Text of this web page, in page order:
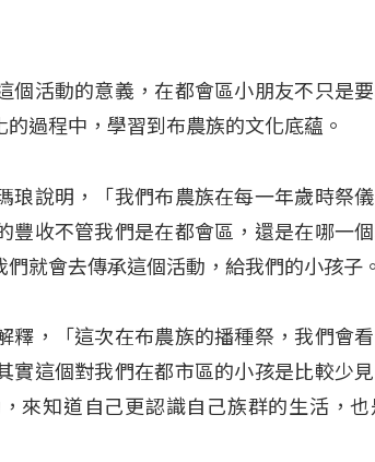
個活動的意義，在都會區小朋友不只是
過程中，學習到布農族的文化底蘊。
琅說明，「我們布農族在每一年歲時祭
豐收不管我們是在都會區，還是在哪一
就會去傳承這個活動，給我們的小孩子
釋，「這次在布農族的播種祭，我們會
實這個對我們在都市區的小孩是比較少
來知道自己更認識自己族群的生活，